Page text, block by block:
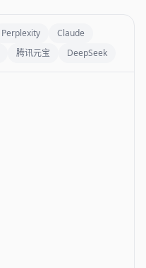
Perplexity
Claude
腾讯元宝 DeepSeek